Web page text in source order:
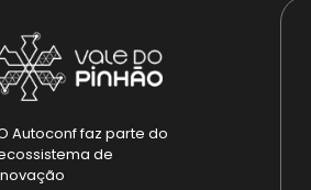
Autoconf faz parte do
de